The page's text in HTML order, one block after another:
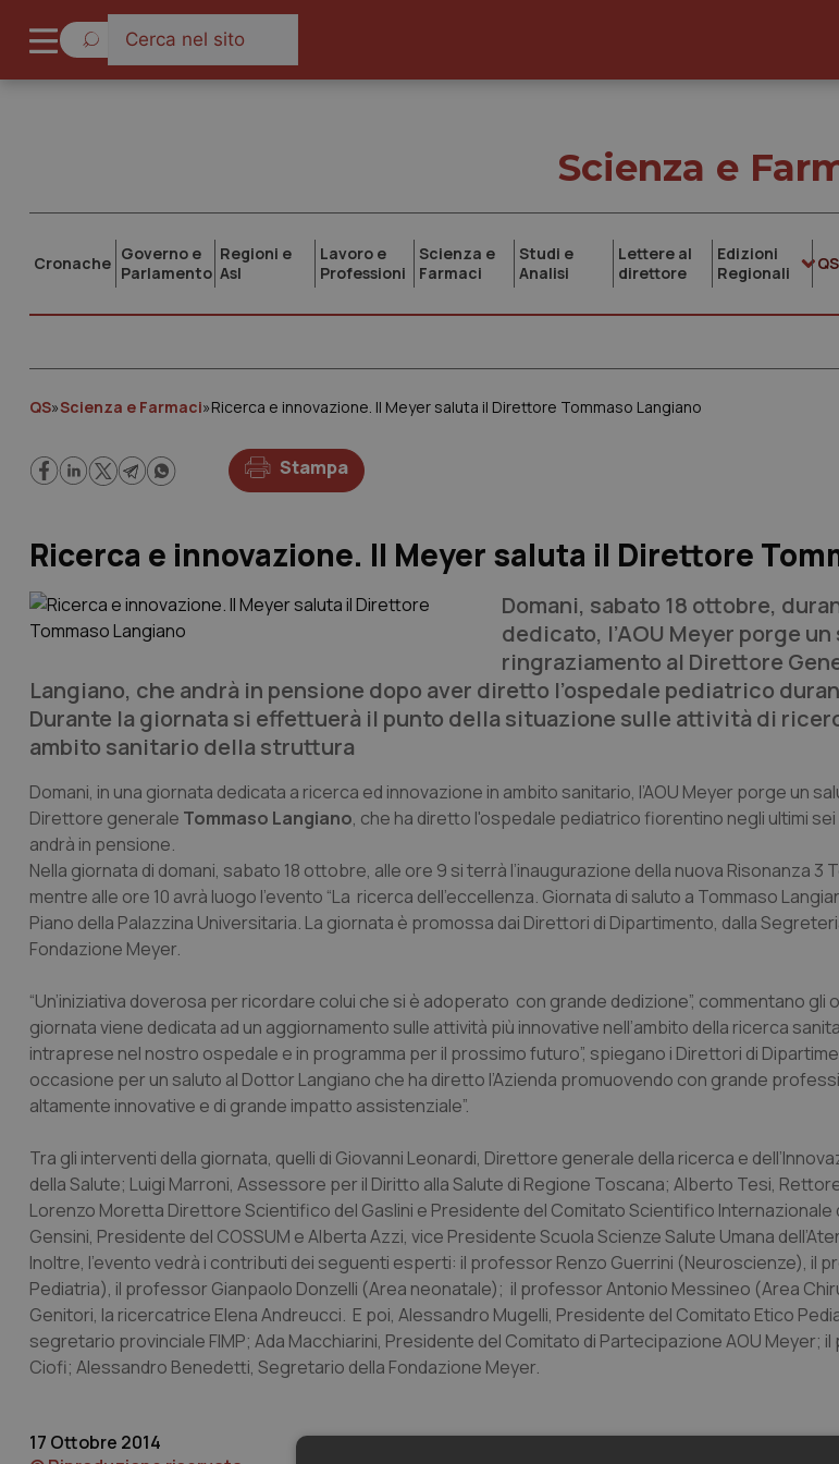
Scienza e
Cronache Governo e
Parlamento
Regioni e
Asl
Lavoro e
Professioni
Scienza e
Farmaci
Studi e
Analisi
Lettere al
direttore
Edizioni
Regionali
QS»Scienza e Farmaci»Ricerca e innovazione. Il Meyer saluta il Direttore Tommaso Langiano
Stampa
Ricerca e innovazione. Il Meyer saluta il Direttore
Domani, sabato 18 ottobre,
dedicato, l’AOU Meyer porge
ringraziamento al Direttore
Langiano, che andrà in pensione dopo aver diretto l’ospedale pediatrico
Durante la giornata si effettuerà il punto della situazione sulle attività di
ambito sanitario della struttura
Domani, in una giornata dedicata a ricerca ed innovazione in ambito sanitario, l’AOU Meyer porge un
Direttore generale Tommaso Langiano, che ha diretto l'ospedale pediatrico fiorentino negli ultimi
andrà in pensione.
Nella giornata di domani, sabato 18 ottobre, alle ore 9 si terrà l’inaugurazione della nuova Risonanza 3
mentre alle ore 10 avrà luogo l’evento “La ricerca dell’eccellenza. Giornata di saluto a Tommaso
Piano della Palazzina Universitaria. La giornata è promossa dai Direttori di Dipartimento, dalla
Fondazione Meyer.
“Un’iniziativa doverosa per ricordare colui che si è adoperato con grande dedizione”, commentano gli
giornata viene dedicata ad un aggiornamento sulle attività più innovative nell’ambito della ricerca
intraprese nel nostro ospedale e in programma per il prossimo futuro”, spiegano i Direttori di
occasione per un saluto al Dottor Langiano che ha diretto l’Azienda promuovendo con grande
altamente innovative e di grande impatto assistenziale”.
Tra gli interventi della giornata, quelli di Giovanni Leonardi, Direttore generale della ricerca e
della Salute; Luigi Marroni, Assessore per il Diritto alla Salute di Regione Toscana; Alberto Tesi,
Lorenzo Moretta Direttore Scientifico del Gaslini e Presidente del Comitato Scientifico Internazionale
Gensini, Presidente del COSSUM e Alberta Azzi, vice Presidente Scuola Scienze Salute Umana
Inoltre, l’evento vedrà i contributi dei seguenti esperti: il professor Renzo Guerrini (Neuroscienze), il
Pediatria), il professor Gianpaolo Donzelli (Area neonatale); il professor Antonio Messineo (Area
Genitori, la ricercatrice Elena Andreucci. E poi, Alessandro Mugelli, Presidente del Comitato Etico
segretario provinciale FIMP; Ada Macchiarini, Presidente del Comitato di Partecipazione AOU Meyer;
Ciofi; Alessandro Benedetti, Segretario della Fondazione Meyer.
17 Ottobre 2014